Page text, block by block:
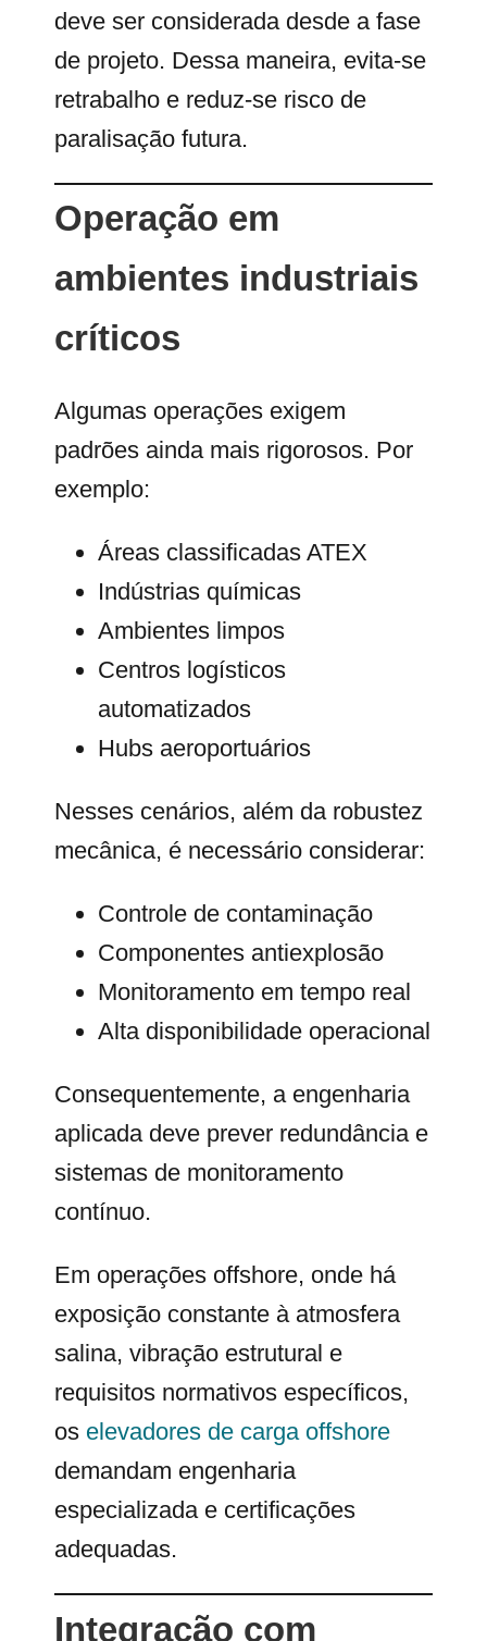
deve ser considerada desde a fase
de projeto. Dessa maneira, evita-se
retrabalho e reduz-se risco de
paralisação futura.
Operação em
ambientes industriais
críticos
Algumas operações exigem
padrões ainda mais rigorosos. Por
exemplo:
Áreas classificadas ATEX
Indústrias químicas
Ambientes limpos
Centros logísticos
automatizados
Hubs aeroportuários
Nesses cenários, além da robustez
mecânica, é necessário considerar:
Controle de contaminação
Componentes antiexplosão
Monitoramento em tempo real
Alta disponibilidade operacional
Consequentemente, a engenharia
aplicada deve prever redundância e
sistemas de monitoramento
contínuo.
Em operações offshore, onde há
exposição constante à atmosfera
salina, vibração estrutural e
requisitos normativos específicos,
os elevadores de carga offshore
demandam engenharia
especializada e certificações
adequadas.
Integração com